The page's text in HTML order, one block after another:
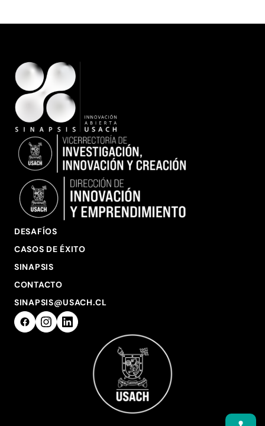
DESAFÍOS
CASOS DE ÉXITO
SINAPSIS
CONTACTO
SINAPSIS@USACH.CL